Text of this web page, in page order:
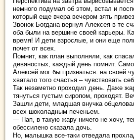
немного подумал об этом, встал и
который еще вчера вечером зять
Звонок Богдана вернул Алексея в те
оба были на вершине своей карьеры.
время! И дети взрослые, и они еще
почет от всех.
Помнит, как план выполняли, как
девяностых, каждый день помнит.
Алексей мог бы признаться: на своей
хватало того счастья – чувствовать
Так незаметно проходил день. Даже
тянуться густым сиропом, проходят.
Зашли дети, младшая внучка
всех шоколадным печеньем.
— Пап, в такую жару ничего не хочу,
обессилено сказала дочь.
Но, малышка все-таки отведала